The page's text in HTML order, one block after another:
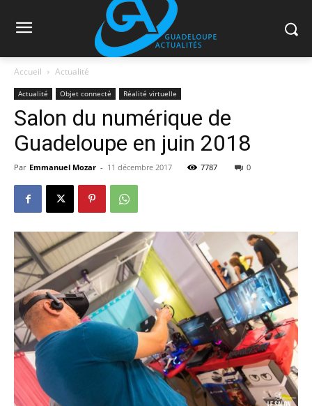
Accueil Actualité
Actualité Objet connecté Réalité virtuelle
Salon du numérique de
Guadeloupe en juin 2018
Par Emmanuel Mozar - 11 décembre 2017 7787 0